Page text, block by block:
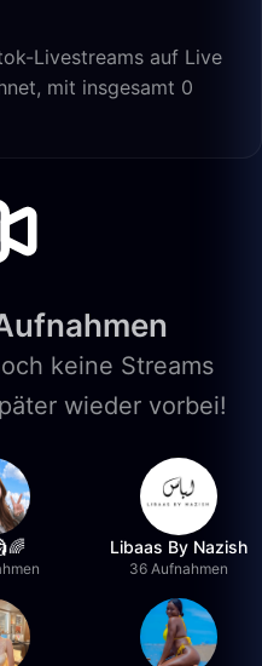
Livestreams auf Live
mit insgesamt 0
keine Streams
wieder vorbei!
Libaas By Nazish
36 Aufnahmen